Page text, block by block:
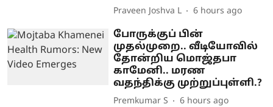
Praveen Joshva L 6 hours ago
போருக்குப் பின்
முதல்முறை.. வீடியோவில்
தோன்றிய மொஜ்தபா
காமேனி.. மரண
வதந்திக்கு முற்றுப்புள்ளி.?
Premkumar S 6 hours ago